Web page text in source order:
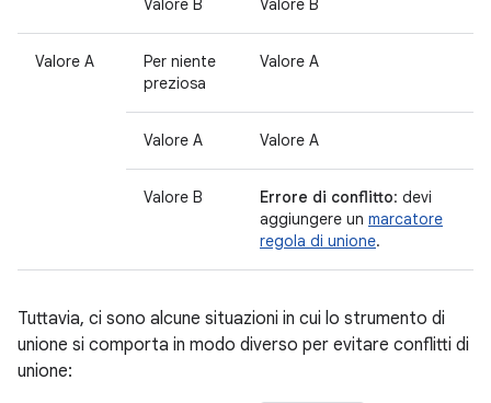
Valore B Valore B
Valore A
Per niente
preziosa
Valore A
Valore A Valore A
Valore B Errore di conflitto: devi
aggiungere un marcatore
regola di unione.
Tuttavia, ci sono alcune situazioni in cui lo strumento di
unione si comporta in modo diverso per evitare conflitti di
unione: